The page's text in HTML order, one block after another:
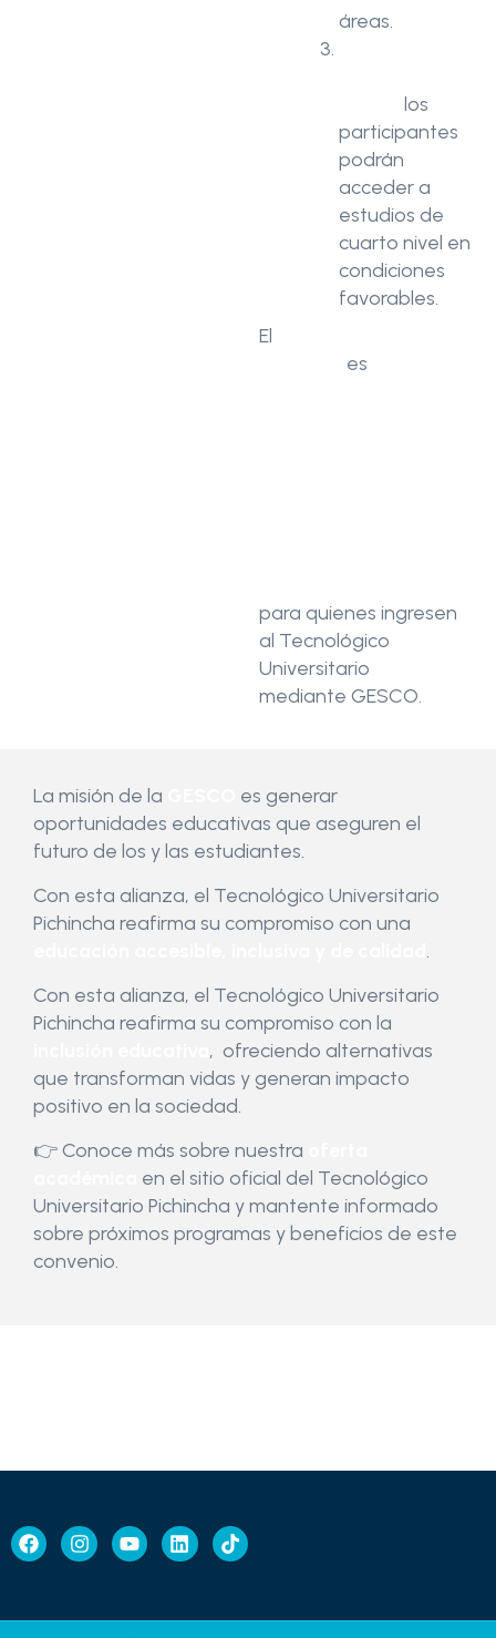
áreas.
los
participantes
podrán
acceder a
estudios de
cuarto nivel en
condiciones
favorables.
El
es
para quienes ingresen
al Tecnológico
Universitario
mediante GESCO.
La misión de la
es generar
oportunidades educativas que aseguren el
futuro de los y las estudiantes.
Con esta alianza, el Tecnológico Universitario
Pichincha reafirma su compromiso con una
.
Con esta alianza, el Tecnológico Universitario
Pichincha reafirma su compromiso con la
, ofreciendo alternativas
que transforman vidas y generan impacto
positivo en la sociedad.
👉 Conoce más sobre nuestra
en el sitio oficial del Tecnológico
Universitario Pichincha y mantente informado
sobre próximos programas y beneficios de este
convenio.